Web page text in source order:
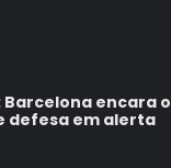
encara
defesa em alerta